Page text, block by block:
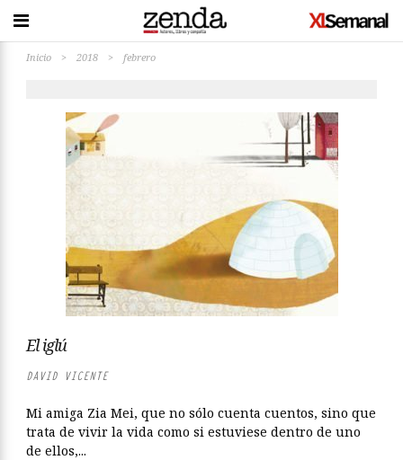
Inicio > 2018 > febrero
El iglú
DAVID VICENTE
Mi amiga Zia Mei, que no sólo cuenta cuentos, sino que
trata de vivir la vida como si estuviese dentro de uno
de ellos,...